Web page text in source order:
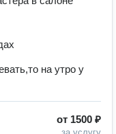
на утро у
от 1500 ₽